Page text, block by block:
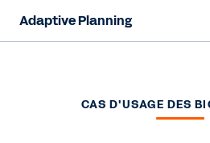
Adaptive Planning
Capacités d'IACAS D'USAGE DES